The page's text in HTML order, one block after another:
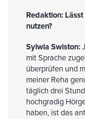
Redaktion:
nutzen?
Sylwia Swiston:
mit Sprache
überprüfen und
meiner Reha
täglich drei
hochgradig
haben, ist das